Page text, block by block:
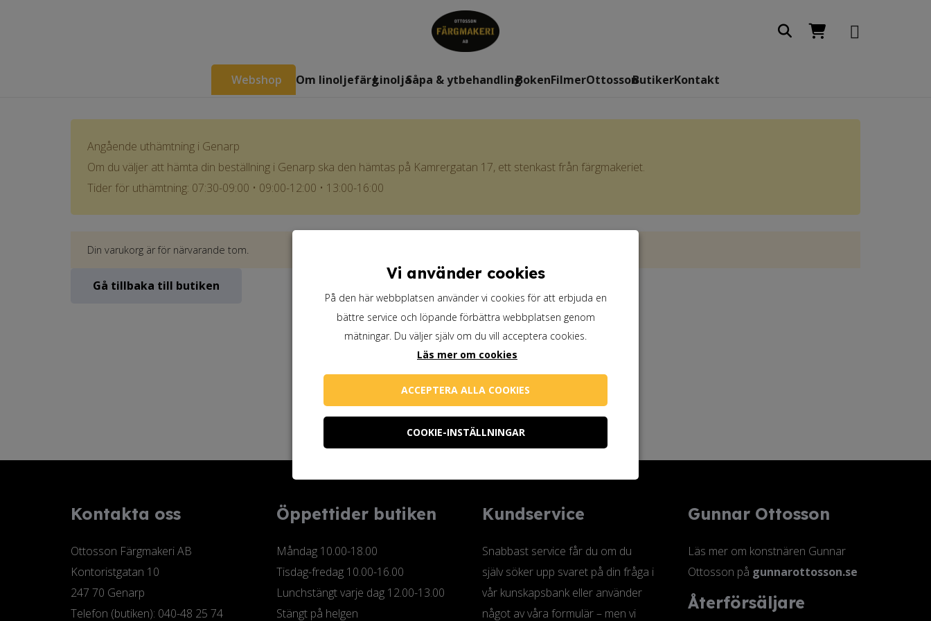
Webshop Om linoljefärgLinoljaSåpa & ytbehandlingBokenFilmerOttossonButikerKontakt
Angående uthämtning i Genarp
Om du väljer att hämta din beställning i Genarp ska den hämtas på Kamrergatan 17, ett stenkast från färgmakeriet.
Tider för uthämtning: 07:30-09:00 • 09:00-12:00 • 13:00-16:00
Din varukorg är för närvarande tom.
Gå tillbaka till butiken
Kontakta oss
Ottosson Färgmakeri AB
Kontoristgatan 10
247 70 Genarp
Telefon (butiken): 040-48 25 74
Öppettider butiken
Måndag 10.00-18.00
Tisdag-fredag 10.00-16.00
Lunchstängt varje dag 12.00-13.00
Stängt på helgen
Kundservice
Snabbast service får du om du
själv söker upp svaret på din fråga i
vår kunskapsbank eller använder
något av våra formulär – men vi
Gunnar Ottosson
Läs mer om konstnären Gunnar
Ottosson på gunnarottosson.se
Återförsäljare
Vi använder cookies
På den här webbplatsen använder vi cookies för att erbjuda en
bättre service och löpande förbättra webbplatsen genom
mätningar. Du väljer själv om du vill acceptera cookies.
Läs mer om cookies
ACCEPTERA ALLA COOKIES
COOKIE-INSTÄLLNINGAR